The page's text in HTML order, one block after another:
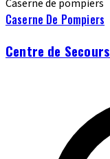
Caserne de pompiers
Caserne De Pompiers
Centre de